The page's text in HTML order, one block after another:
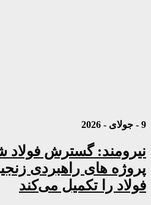
9 - جولای - 2026
نیرومند: گسترش فولاد
پروژه های راهبردی
فولاد را تکمیل می‌کند